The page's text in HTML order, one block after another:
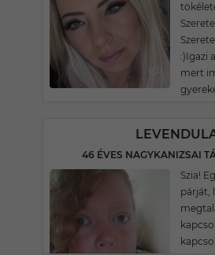
:)Igazi
mert
46 ÉVES NAGYKANIZSAI
Szia!
párját,